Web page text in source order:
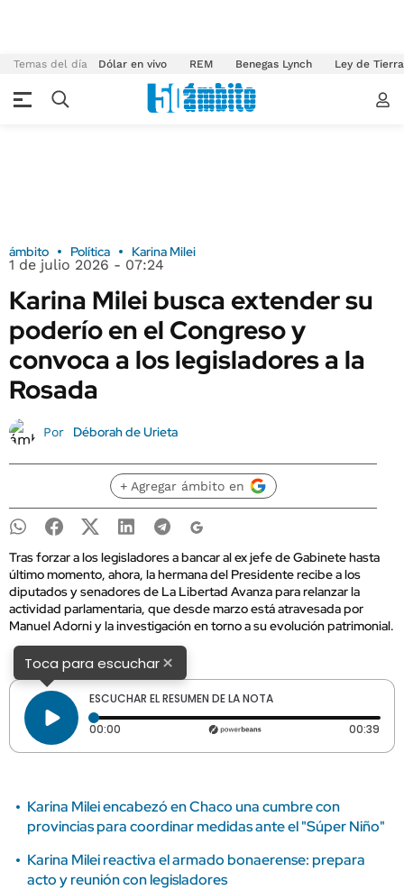
Temas del día Dólar en vivo REM Benegas Lynch Ley de
ámbito Política Karina Milei
1 de julio 2026 - 07:24
Karina Milei busca extender su
poderío en el Congreso y
convoca a los legisladores a la
Rosada
Por Déborah de Urieta
+ Agregar ámbito en
Tras forzar a los legisladores a bancar al ex jefe de Gabinete hasta
último momento, ahora, la hermana del Presidente recibe a los
diputados y senadores de La Libertad Avanza para relanzar la
actividad parlamentaria, que desde marzo está atravesada por
Manuel Adorni y la investigación en torno a su evolución patrimonial.
Toca para escuchar×
ESCUCHAR EL RESUMEN DE LA NOTA
00:00 Tiempo transcurrido: 0 segundos 00:39
Karina Milei encabezó en Chaco una cumbre con
provincias para coordinar medidas ante el "Súper Niño"
Karina Milei reactiva el armado bonaerense: prepara
acto y reunión con legisladores